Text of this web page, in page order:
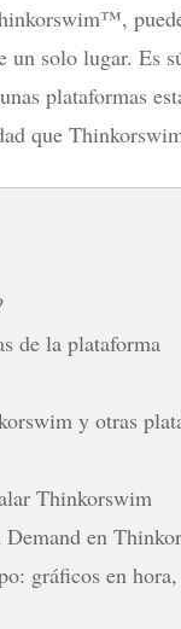
un solo lugar. Es
plataformas
que
de la plataforma
y otras
Thinkorswim
en
gráficos en